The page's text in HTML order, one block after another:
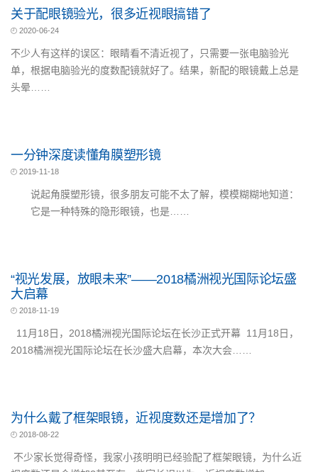
关于配眼镜验光，很多近视眼搞错了
2020-06-24
不少人有这样的误区：眼睛看不清近视了，只需要一张电脑验光
单，根据电脑验光的度数配镜就好了。结果，新配的眼镜戴上总是
头晕……
一分钟深度读懂角膜塑形镜
2019-11-18
说起角膜塑形镜，很多朋友可能不太了解，模模糊糊地知道：
它是一种特殊的隐形眼镜，也是……
“视光发展，放眼未来”——2018橘洲视光国际论坛盛
大启幕
2018-11-19
11月18日，2018橘洲视光国际论坛在长沙正式开幕 11月18日，
2018橘洲视光国际论坛在长沙盛大启幕，本次大会……
为什么戴了框架眼镜，近视度数还是增加了？
2018-08-22
不少家长觉得奇怪，我家小孩明明已经验配了框架眼镜，为什么近